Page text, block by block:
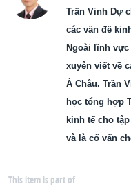
Trần Vinh Dự
các vấn đề
Ngoài lĩnh
xuyên viết về
Á Châu. Trần
học tổng hợp
kinh tế cho
và là cố vấn
This item is part of